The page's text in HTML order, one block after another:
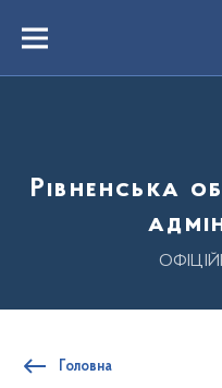
вмістуMenu
Рівненська
Головна